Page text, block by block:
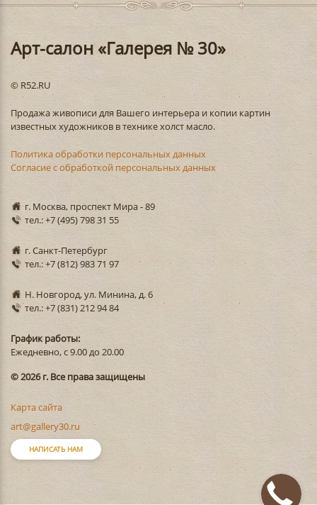
Арт-салон «Галерея № 30»
© R52.RU
Продажа живописи для Вашего интерьера и копии картин
известных художников в технике холст масло.
Политика обработки персональных данных
Согласие с обработкой персональных данных
г. Москва, проспект Мира - 89
тел.: +7 (495) 798 31 55
г. Санкт-Петербург
тел.: +7 (812) 983 71 97
Н. Новгород, ул. Минина, д. 6
тел.: +7 (831) 212 94 84
График работы:
Ежедневно, с 9.00 до 20.00
© 2026 г. Все права защищены
Карта сайта
art@gallery30.ru
НАПИСАТЬ НАМ